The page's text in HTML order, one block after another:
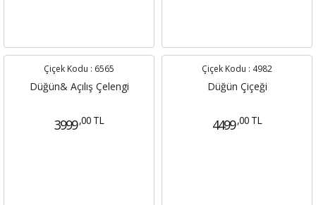
Çiçek Kodu : 6565
Düğün& Açılış Çelengi
3999 ,00 TL
Çiçek Kodu : 4982
Düğün Çiçeği
4499 ,00 TL